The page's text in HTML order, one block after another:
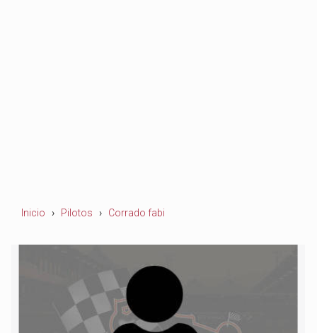
Inicio Pilotos Corrado fabi